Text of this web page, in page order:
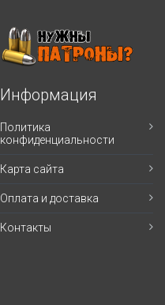
Информация
Политика
конфиденциальности
Карта сайта
Оплата и доставка
Контакты